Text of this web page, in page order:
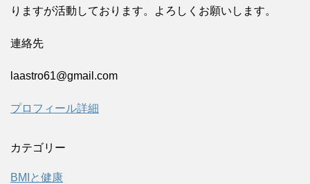
りますが活動しております。よろしくお願いします。
連絡先
laastro61@gmail.com
プロフィール詳細
カテゴリー
BMIと健康